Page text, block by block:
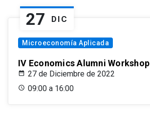
27 DIC
Microeconomía Aplicada
IV Economics Alumni Workshop
27 de Diciembre de 2022
09:00 a 16:00